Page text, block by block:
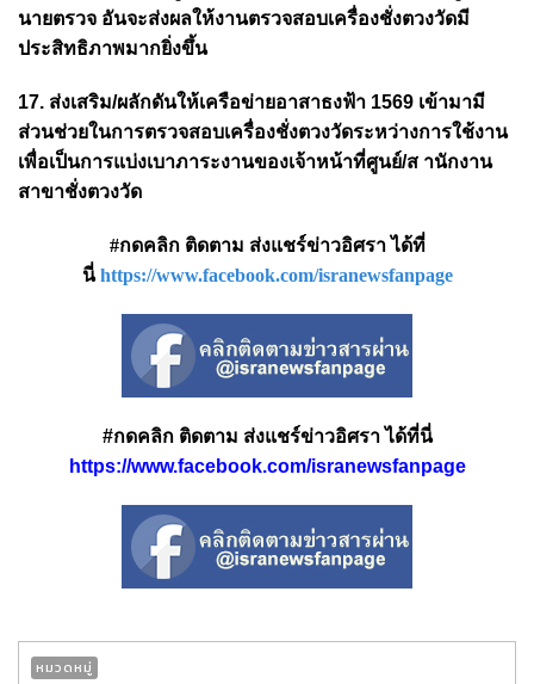
นายตรวจ อันจะส่งผลให้งานตรวจสอบเครื่องชั่งตวงวัดมี
ประสิทธิภาพมากยิ่งขึ้น
17. ส่งเสริม/ผลักดันให้เครือข่ายอาสาธงฟ้า 1569 เข้ามามี
ส่วนช่วยในการตรวจสอบเครื่องชั่งตวงวัดระหว่างการใช้งาน
เพื่อเป็นการแบ่งเบาภาระงานของเจ้าหน้าที่ศูนย์/ส านักงาน
สาขาชั่งตวงวัด
#กดคลิก ติดตาม ส่งแชร์ข่าวอิศรา ได้ที่
นี่ https://www.facebook.com/isranewsfanpage
#กดคลิก ติดตาม ส่งแชร์ข่าวอิศรา ได้ที่นี่
https://www.facebook.com/isranewsfanpage
หมวดหมู่